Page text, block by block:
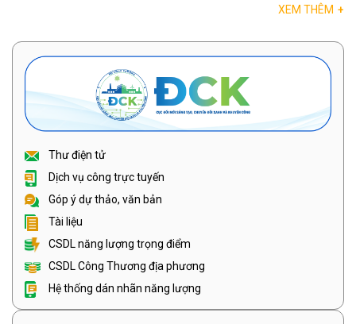
XEM THÊM +
Thư điện tử
Dịch vụ công trực tuyến
Góp ý dự thảo, văn bản
Tài liệu
CSDL năng lượng trọng điểm
CSDL Công Thương địa phương
Hệ thống dán nhãn năng lượng